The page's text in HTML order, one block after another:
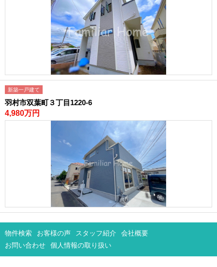
新築一戸建て
羽村市双葉町３丁目1220-6
4,980万円
物件検索 お客様の声 スタッフ紹介
会社概要
お問い合わせ
個人情報の取り扱い